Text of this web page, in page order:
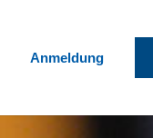
Anmeldung